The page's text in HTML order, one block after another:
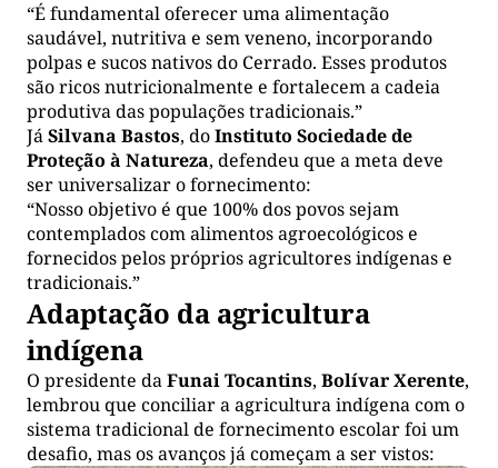
“É fundamental oferecer uma alimentação
saudável, nutritiva e sem veneno, incorporando
polpas e sucos nativos do Cerrado. Esses produtos
são ricos nutricionalmente e fortalecem a cadeia
produtiva das populações tradicionais.”
JáSilvana Bastos, doInstituto Sociedade de
Proteção à Natureza, defendeu que a meta deve
ser universalizar o fornecimento:
“Nosso objetivo é que 100% dos povos sejam
contemplados com alimentos agroecológicos e
fornecidos pelos próprios agricultores indígenas e
tradicionais.”
Adaptação da agricultura
indígena
O presidente daFunai Tocantins, Bolívar Xerente,
lembrou que conciliar a agricultura indígena com o
sistema tradicional de fornecimento escolar foi um
desafio, mas os avanços já começam a ser vistos: